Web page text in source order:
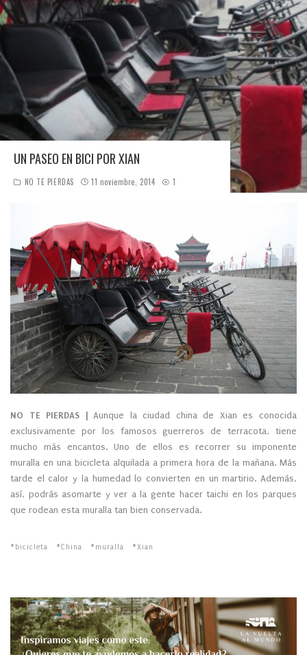
UN PASEO EN BICI POR XIAN
NO TE PIERDAS 11 noviembre, 2014 1
NO TE PIERDAS |
Aunque la ciudad china de Xian es conocida
exclusivamente por los famosos guerreros de terracota, tiene
mucho más encantos. Uno de ellos es recorrer su imponente
muralla en una bicicleta alquilada a primera hora de la mañana. Más
tarde el calor y la humedad lo convierten en un martirio. Además,
así, podrás asomarte y ver a la gente hacer taichi en los parques
que rodean esta muralla tan bien conservada.
bicicleta China muralla Xian